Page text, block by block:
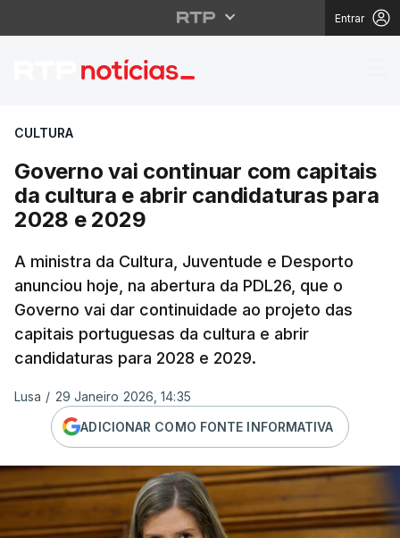
Entrar
Governo vai
CULTURA
Governo vai continuar com capitais
da cultura e abrir candidaturas para
2028 e 2029
A ministra da Cultura, Juventude e Desporto
anunciou hoje, na abertura da PDL26, que o
Governo vai dar continuidade ao projeto das
capitais portuguesas da cultura e abrir
candidaturas para 2028 e 2029.
Lusa / 29 Janeiro 2026, 14:35
ADICIONAR COMO FONTE INFORMATIVA